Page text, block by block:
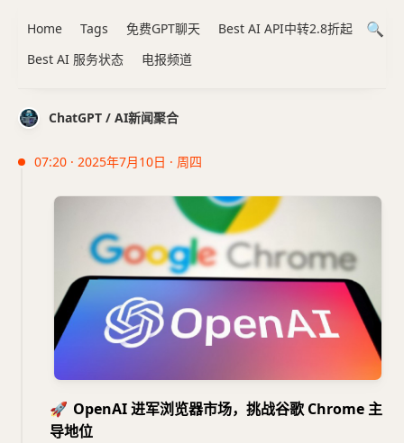
ChatGPT / AI新闻聚合
07:20 · 2025年7月10日 · 周四
🚀 OpenAI 进军浏览器市场，挑战谷歌 Chrome 主
导地位
Home Tags 免费GPT聊天
Best AI API中转2.8折起
Best AI 服务状态
电报频道